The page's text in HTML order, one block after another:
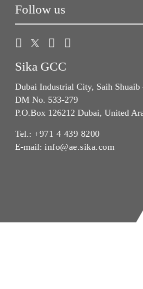
Follow us
Sika GCC
Dubai Industrial City, Saih
DM No. 533-279
P.O.Box 126212 Dubai, United
Tel.: +971 4 439 8200
E-mail: info@ae.sika.com